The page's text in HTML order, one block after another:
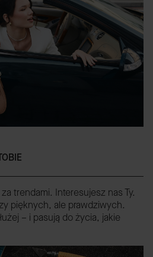
trendami. Interesujesz nas Ty.
pięknych, ale prawdziwych.
– i pasują do życia, jakie